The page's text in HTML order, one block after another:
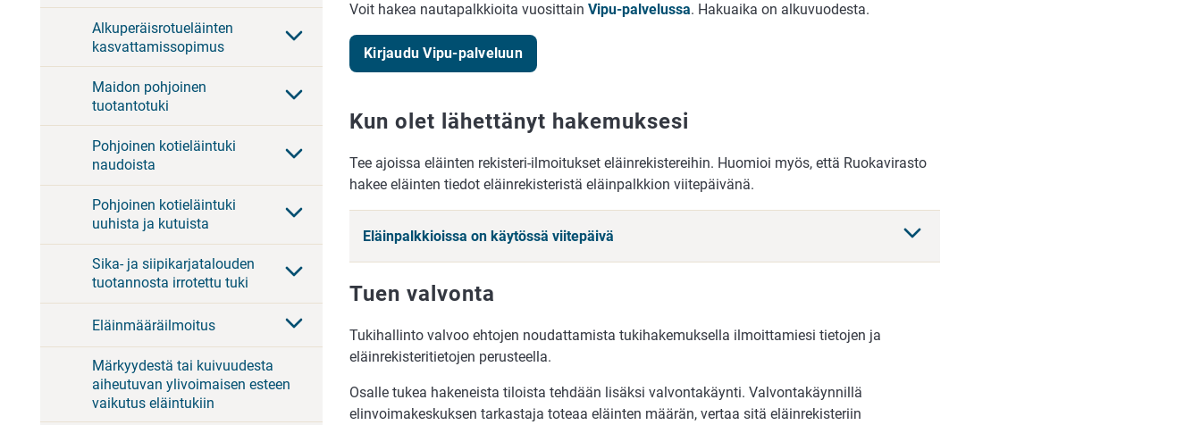
Alkuperäisrotueläinten
kasvattamissopimus
Maidon pohjoinen
tuotantotuki
Pohjoinen kotieläintuki
naudoista
Pohjoinen kotieläintuki
uuhista ja kutuista
Sika- ja siipikarjatalouden
tuotannosta irrotettu tuki
Eläinmääräilmoitus
Märkyydestä tai kuivuudesta
aiheutuvan ylivoimaisen esteen
vaikutus eläintukiin
Voit hakea nautapalkkioita vuosittain Vipu-palvelussa. Hakuaika on alkuvuodesta.
Kirjaudu Vipu-palveluun
Kun olet lähettänyt hakemuksesi
Tee ajoissa eläinten rekisteri-ilmoitukset eläinrekistereihin. Huomioi myös, että Ruokavirasto
hakee eläinten tiedot eläinrekisteristä eläinpalkkion viitepäivänä.
Eläinpalkkioissa on käytössä viitepäivä
Tuen valvonta
Tukihallinto valvoo ehtojen noudattamista tukihakemuksella ilmoittamiesi tietojen ja
eläinrekisteritietojen perusteella.
Osalle tukea hakeneista tiloista tehdään lisäksi valvontakäynti. Valvontakäynnillä
elinvoimakeskuksen tarkastaja toteaa eläinten määrän, vertaa sitä eläinrekisteriin